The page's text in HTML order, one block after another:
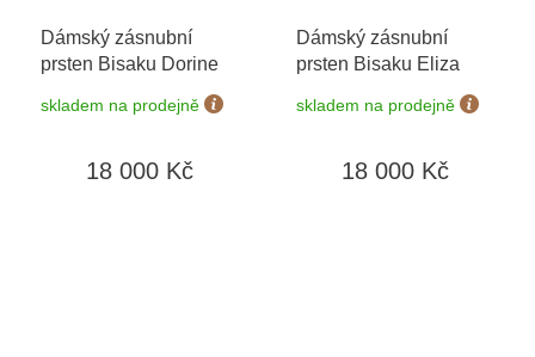
Dámský zásnubní
prsten Bisaku Dorine
skladem na prodejně
18 000 Kč
Dámský zásnubní
prsten Bisaku Eliza
skladem na prodejně
18 000 Kč